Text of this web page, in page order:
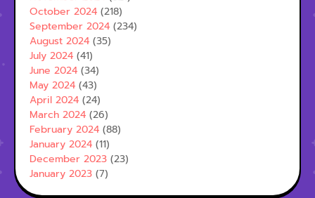
October 2024 (218)
September 2024 (234)
August 2024 (35)
July 2024 (41)
June 2024 (34)
May 2024 (43)
April 2024 (24)
March 2024 (26)
February 2024 (88)
January 2024 (11)
December 2023 (23)
January 2023 (7)